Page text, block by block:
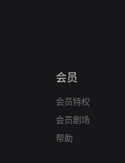
会员
会员特权
会员剧场
帮助